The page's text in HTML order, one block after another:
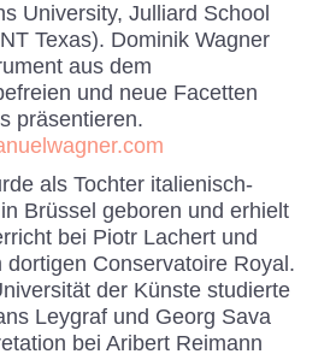
University, Julliard School
Texas). Dominik Wagner
aus dem
und neue Facetten
präsentieren.
als Tochter italienisch-
Brüssel geboren und erhielt
bei Piotr Lachert und
Conservatoire Royal.
der Künste studierte
Leygraf und Georg Sava
bei Aribert Reimann